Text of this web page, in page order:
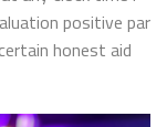
positive par
honest aid